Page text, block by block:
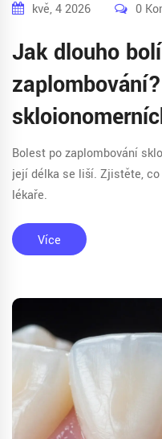
kvě, 4 2026 0
Jak dlouho
Bolest po zaplombování
její délka se liší. Zjistěte,
lékaře.
Více